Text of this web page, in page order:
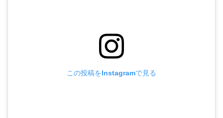
この投稿をInstagramで見る